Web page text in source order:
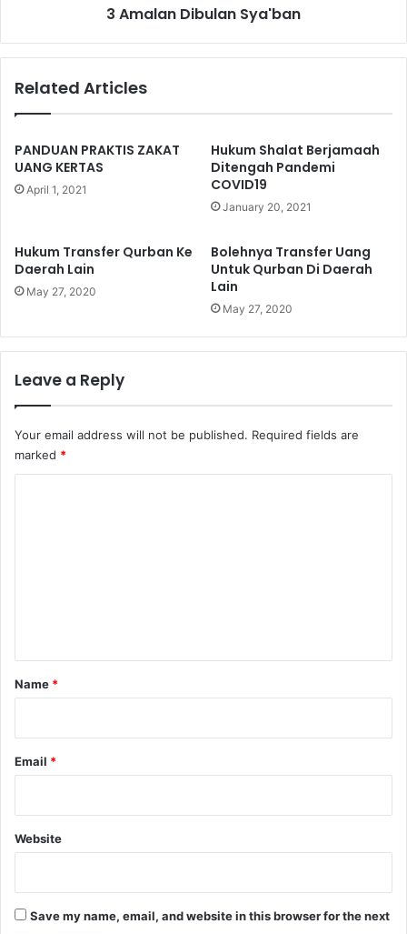
A
A
R
I
A
P
E
A
K
A
n
a
'
b
3 Amalan Dibulan Sya'ban
Related Articles
PANDUAN PRAKTIS ZAKAT
UANG KERTAS
April 1, 2021
Hukum Shalat Berjamaah
Ditengah Pandemi
COVID19
January 20, 2021
Hukum Transfer Qurban Ke
Daerah Lain
May 27, 2020
Bolehnya Transfer Uang
Untuk Qurban Di Daerah
Lain
May 27, 2020
Leave a Reply
Your email address will not be published. Required fields are
marked *
*
Name *
Email *
Website
Save my name, email, and website in this browser for the next